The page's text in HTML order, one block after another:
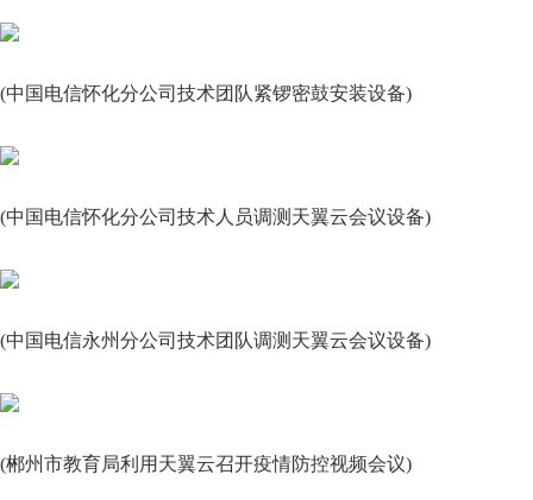
(中国电信怀化分公司技术团队紧锣密鼓安装设备)
(中国电信怀化分公司技术人员调测天翼云会议设备)
(中国电信永州分公司技术团队调测天翼云会议设备)
(郴州市教育局利用天翼云召开疫情防控视频会议)